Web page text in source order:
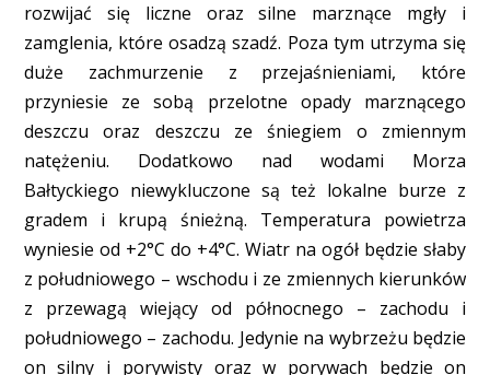
rozwijać się liczne oraz silne marznące mgły i
zamglenia, które osadzą szadź. Poza tym utrzyma się
duże zachmurzenie z przejaśnieniami, które
przyniesie ze sobą przelotne opady marznącego
deszczu oraz deszczu ze śniegiem o zmiennym
natężeniu. Dodatkowo nad wodami Morza
Bałtyckiego niewykluczone są też lokalne burze z
gradem i krupą śnieżną. Temperatura powietrza
wyniesie od +2°C do +4°C. Wiatr na ogół będzie słaby
z południowego – wschodu i ze zmiennych kierunków
z przewagą wiejący od północnego – zachodu i
południowego – zachodu. Jedynie na wybrzeżu będzie
on silny i porywisty oraz w porywach będzie on